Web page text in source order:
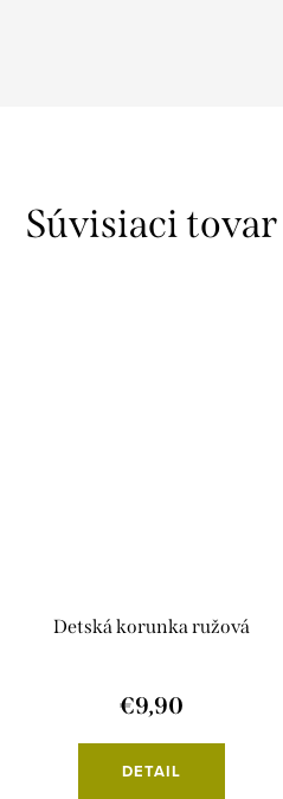
Súvisiaci tovar
Detská korunka ružová
€9,90
DETAIL